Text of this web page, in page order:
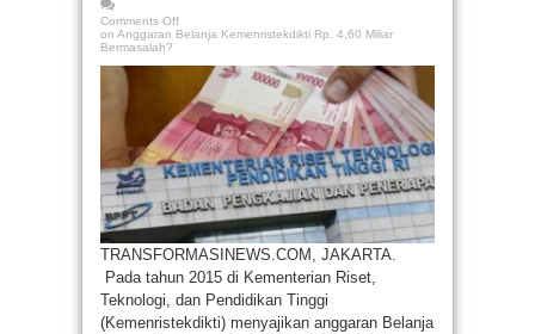
Comments Off
on Anggaran Belanja Kemenristekdikti Rp. 4,60 Miliar
Bermasalah?
TRANSFORMASINEWS.COM, JAKARTA.
Pada tahun 2015 di Kementerian Riset,
Teknologi, dan Pendidikan Tinggi
(Kemenristekdikti) menyajikan anggaran Belanja